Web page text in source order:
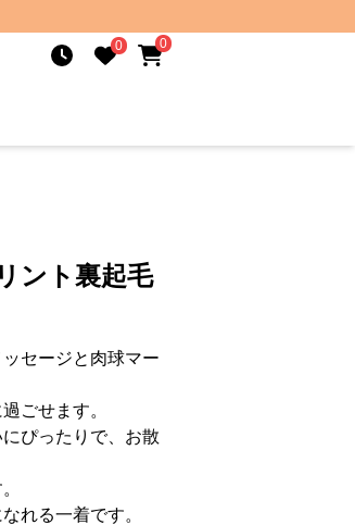
0 0
ント裏起毛
セージと肉球マー
ごせます。
ぴったりで、お散
れる一着です。